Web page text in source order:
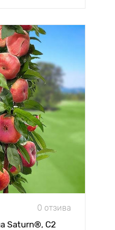
0 отзива
Saturn®, C2